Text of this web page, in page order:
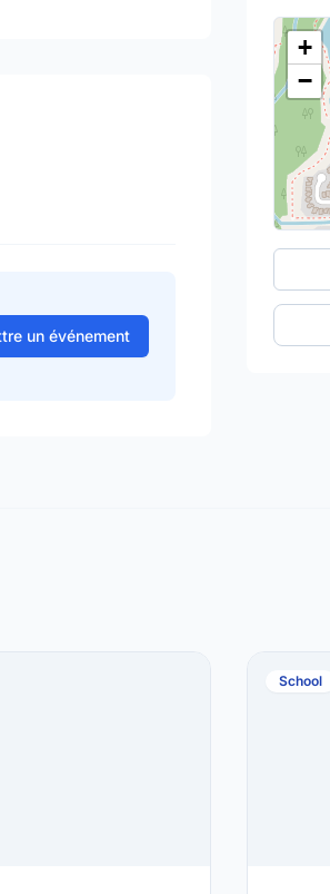
un événement
+
−
School